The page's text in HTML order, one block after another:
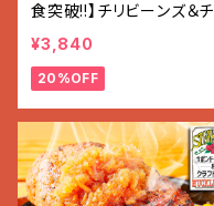
食突破!!】チリビーンズ＆チ
ーズ ハンバーグ 3個（600
¥3,840
20%OFF